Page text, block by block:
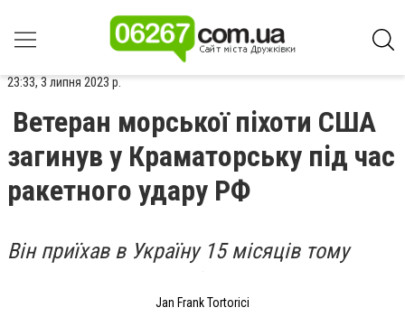
23:33, 3 липня 2023 р.
Ветеран морської піхоти США
загинув у Краматорську під час
ракетного удару РФ
Він приїхав в Україну 15 місяців тому
Jan Frank Tortorici